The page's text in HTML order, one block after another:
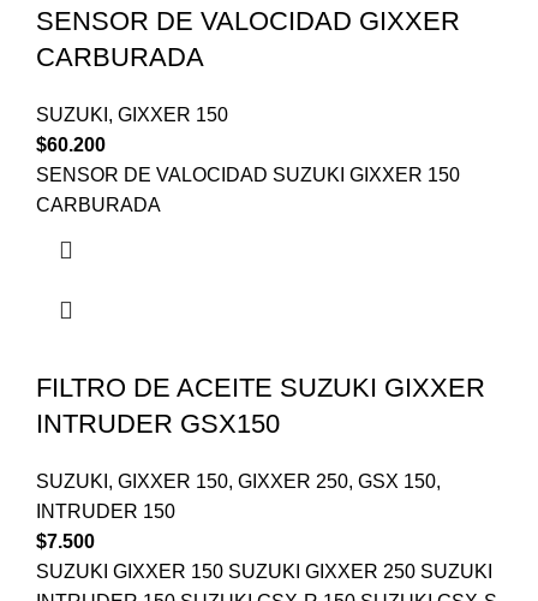
SENSOR DE VALOCIDAD GIXXER
CARBURADA
SUZUKI , GIXXER 150
$60.200
SENSOR DE VALOCIDAD SUZUKI GIXXER 150
CARBURADA
FILTRO DE ACEITE SUZUKI GIXXER
INTRUDER GSX150
SUZUKI , GIXXER 150, GIXXER 250, GSX 150,
INTRUDER 150
$7.500
SUZUKI GIXXER 150 SUZUKI GIXXER 250 SUZUKI